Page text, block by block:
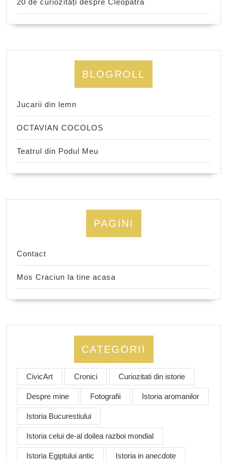
20 de curiozități despre Cleopatra
BLOGROLL
Jucarii din lemn
OCTAVIAN COCOLOS
Teatrul din Podul Meu
PAGINI
Contact
Mos Craciun la tine acasa
CATEGORII
CivicArt Cronici Curiozitati din istorie
Despre mine Fotografii Istoria aromanilor
Istoria Bucurestiului
Istoria celui de-al doilea razboi mondial
Istoria Egiptului antic Istoria in anecdote